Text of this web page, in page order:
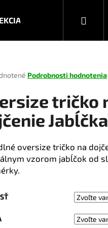
JESEŇ/ZIMA 2026
Podrobnosti hodnotenia
tričko
Jabĺčka
oversize tričko na
vzorom jabĺčok od